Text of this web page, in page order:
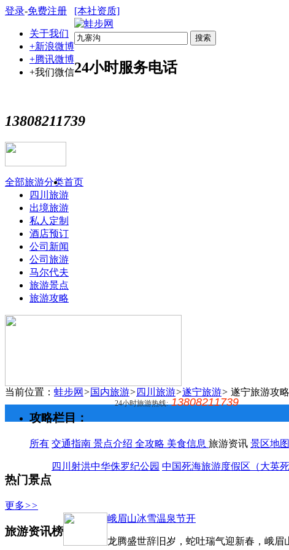
登录-免费注册
关于我们
+新浪微博
+腾讯微博
+我们微信
[本社资质]
搜索
24小时服务电话
13808211739
全部旅游分类首页
四川旅游
出境旅游
私人定制
酒店预订
公司新闻
公司旅游
马尔代夫
旅游景点
旅游攻略
当前位置： 蛙步网 >国内旅游> 四川旅游>遂宁旅游> 遂宁旅游攻略
攻略栏目：
所有 交通指南 景点介绍 全攻略 美食信息 旅游资讯 景区地图
热门景点
更多>>
四川射洪中华侏罗纪公园 中国死海旅游度假区（大英死
旅游资讯榜
峨眉山冰雪温泉节开
龙腾盛世辞旧岁，蛇吐瑞气迎新春，峨眉
24小时旅游热线: 13808211739